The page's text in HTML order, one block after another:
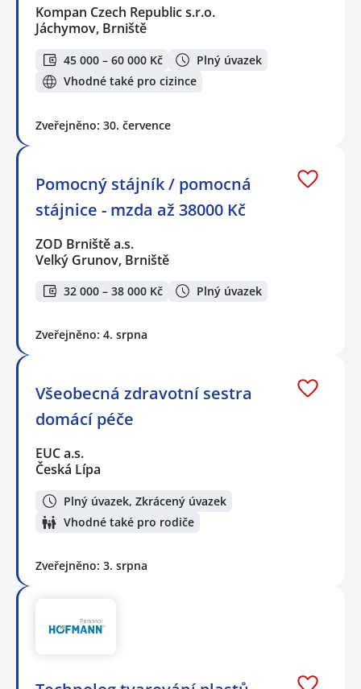
Kompan Czech Republic s.r.o.
Jáchymov, Brniště
45 000 – 60 000 Kč
Plný úvazek
Vhodné také pro cizince
Zveřejněno: 30. července
Pomocný stájník / pomocná
stájnice - mzda až 38000 Kč
ZOD Brniště a.s.
Velký Grunov, Brniště
32 000 – 38 000 Kč Plný úvazek
Zveřejněno: 4. srpna
Všeobecná zdravotní sestra
domácí péče
EUC a.s.
Česká Lípa
Plný úvazek, Zkrácený úvazek
Vhodné také pro rodiče
Zveřejněno: 3. srpna